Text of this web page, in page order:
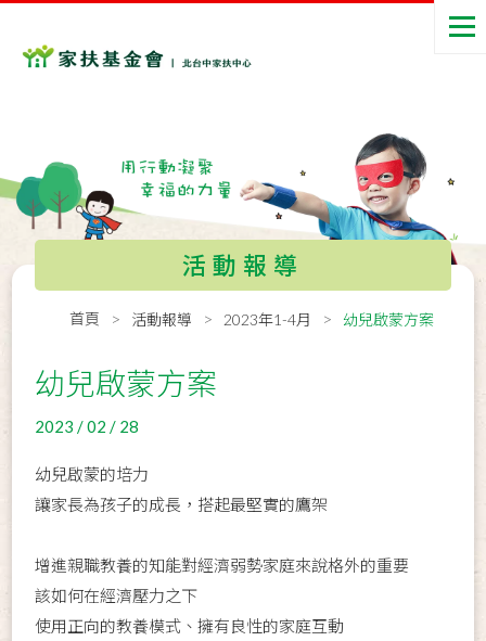
活動報導
首頁 活動報導 2023年1-4月 幼兒啟蒙方案
幼兒啟蒙方案
2023 / 02 / 28
幼兒啟蒙的培力
讓家長為孩子的成長，搭起最堅實的鷹架
增進親職教養的知能對經濟弱勢家庭來說格外的重要
該如何在經濟壓力之下
使用正向的教養模式、擁有良性的家庭互動